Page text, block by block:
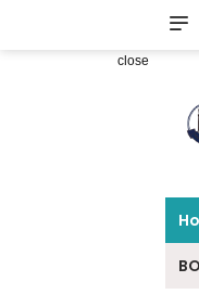
close